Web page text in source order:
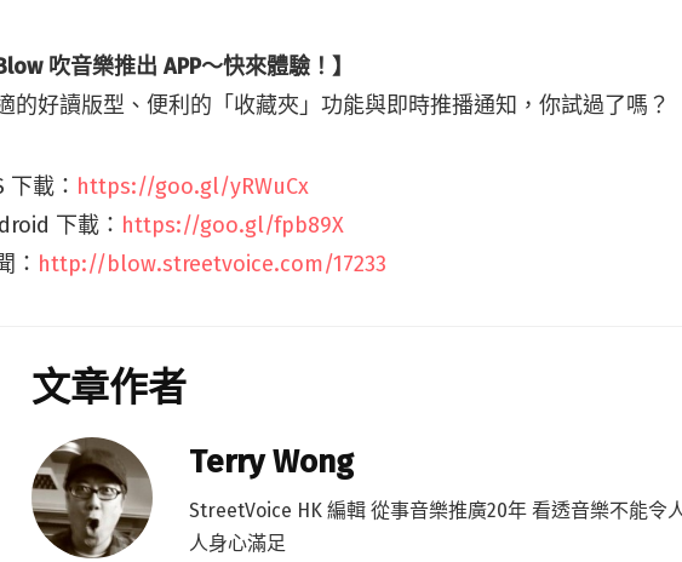
Blow 吹音樂推出 APP～快來體驗！】
的好讀版型、便利的「收藏夾」功能與即時推播通知，你試過了嗎？
下載： https://goo.gl/yRWuCx
下載： https://goo.gl/fpb89X
： http://blow.streetvoice.com/17233
文章作者
Terry Wong
StreetVoice HK 編輯 從事音樂推廣20年 看透音樂不能令
人身心滿足